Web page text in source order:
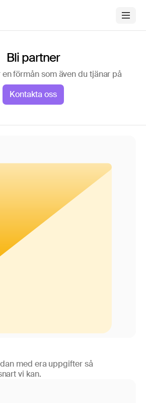
Bli partner
förmån som även du tjänar på
Kontakta oss
med era uppgifter så
vi kan.